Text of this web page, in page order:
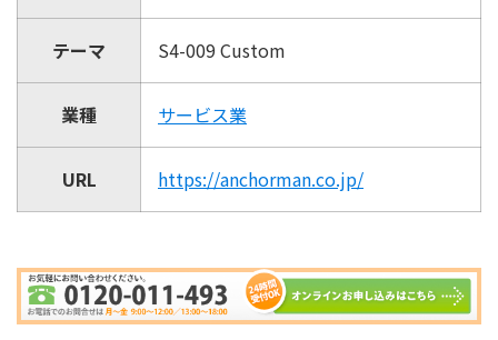
テーマ S4-009 Custom
業種 サービス業
URL https://anchorman.co.jp/